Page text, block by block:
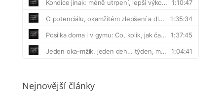
Nejnovější články